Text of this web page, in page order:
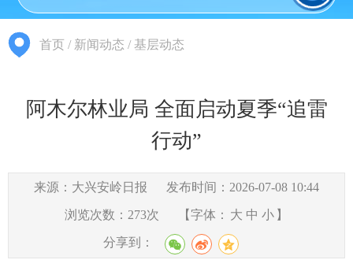
首页 / 新闻动态 / 基层动态
阿木尔林业局 全面启动夏季“追雷
行动”
来源：大兴安岭日报 发布时间：2026-07-08 10:44
浏览次数： 273次 【字体： 大 中 小 】
分享到：